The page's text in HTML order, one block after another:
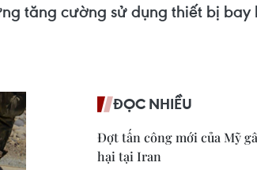
tăng cường sử dụng thiết bị bay
ĐỌC NHIỀU
Đợt tấn công mới của Mỹ
hại tại Iran